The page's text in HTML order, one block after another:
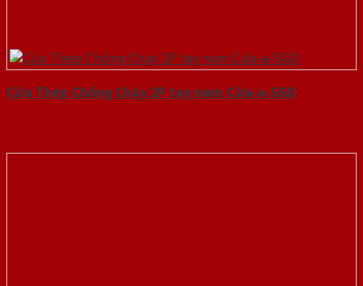
Cửa Thép Chống Cháy 2P tay nam Cửa-a-SGD